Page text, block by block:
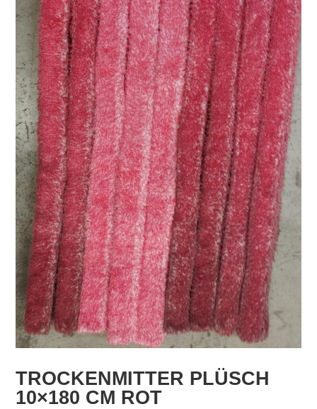
TROCKENMITTER PLÜSCH
10×180 CM ROT